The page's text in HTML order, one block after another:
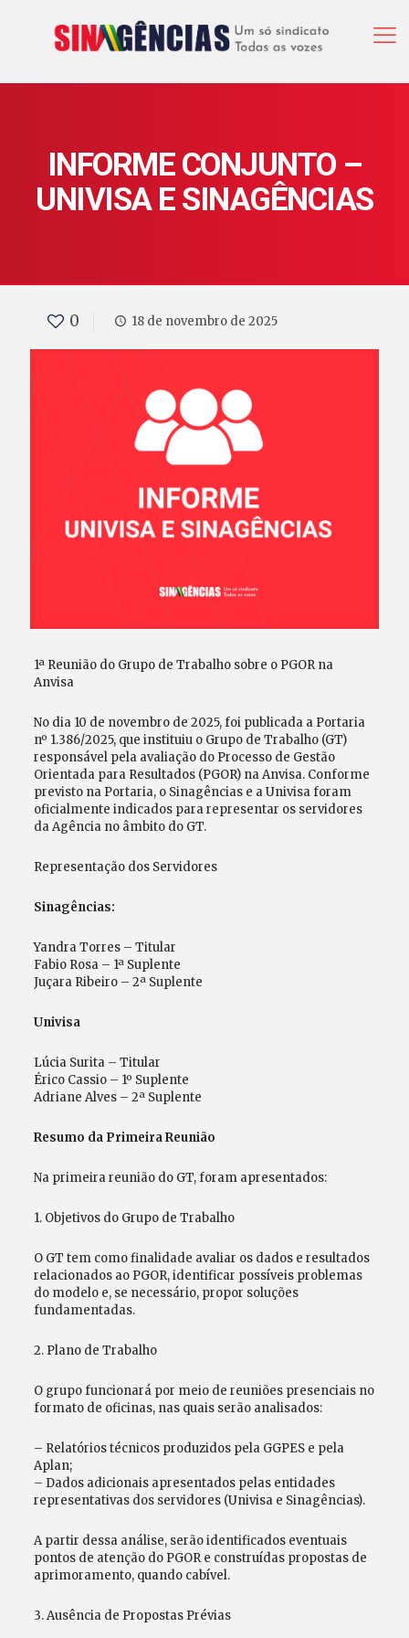
INFORME CONJUNTO –
UNIVISA E SINAGÊNCIAS
0 18 de novembro de 2025
1ª Reunião do Grupo de Trabalho sobre o PGOR na
Anvisa
No dia 10 de novembro de 2025, foi publicada a Portaria
nº 1.386/2025, que instituiu o Grupo de Trabalho (GT)
responsável pela avaliação do Processo de Gestão
Orientada para Resultados (PGOR) na Anvisa. Conforme
previsto na Portaria, o Sinagências e a Univisa foram
oficialmente indicados para representar os servidores
da Agência no âmbito do GT.
Representação dos Servidores
Sinagências:
Yandra Torres – Titular
Fabio Rosa – 1ª Suplente
Juçara Ribeiro – 2ª Suplente
Univisa
Lúcia Surita – Titular
Érico Cassio – 1º Suplente
Adriane Alves – 2ª Suplente
Resumo da Primeira Reunião
Na primeira reunião do GT, foram apresentados:
1. Objetivos do Grupo de Trabalho
O GT tem como finalidade avaliar os dados e resultados
relacionados ao PGOR, identificar possíveis problemas
do modelo e, se necessário, propor soluções
fundamentadas.
2. Plano de Trabalho
O grupo funcionará por meio de reuniões presenciais no
formato de oficinas, nas quais serão analisados:
– Relatórios técnicos produzidos pela GGPES e pela
Aplan;
– Dados adicionais apresentados pelas entidades
representativas dos servidores (Univisa e Sinagências).
A partir dessa análise, serão identificados eventuais
pontos de atenção do PGOR e construídas propostas de
aprimoramento, quando cabível.
3. Ausência de Propostas Prévias